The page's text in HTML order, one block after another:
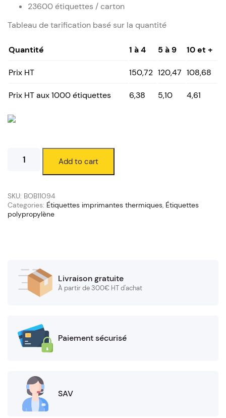
23600 étiquettes / carton
Tableau de tarification basé sur la quantité
Quantité 1 à 4 5 à 9 10 et +
Prix HT 150,72 120,47 108,68
Prix HT aux 1000 étiquettes 6,38 5,10 4,61
polypropylène
25
mm
(mandrin
Add to cart
SKU: BOB11094
Categories: Étiquettes imprimantes thermiques, Étiquettes
polypropylène
Livraison gratuite
À partir de 300€ HT d'achat
Paiement sécurisé
SAV